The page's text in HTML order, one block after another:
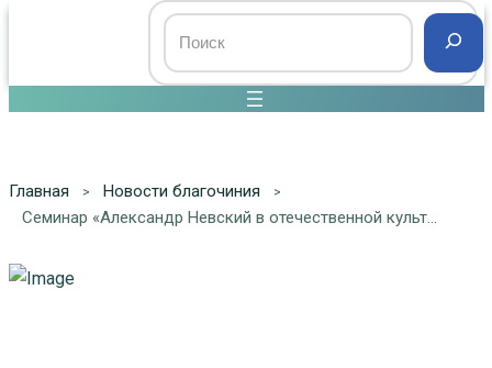
Главная
Новости благочиния
Cеминар «Александр Невский в отечественной культуре и исторической памяти»